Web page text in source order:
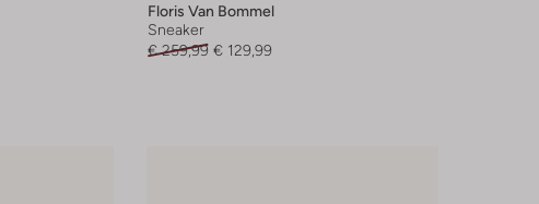
Floris Van Bommel
Sneaker
€ 259,99 € 129,99